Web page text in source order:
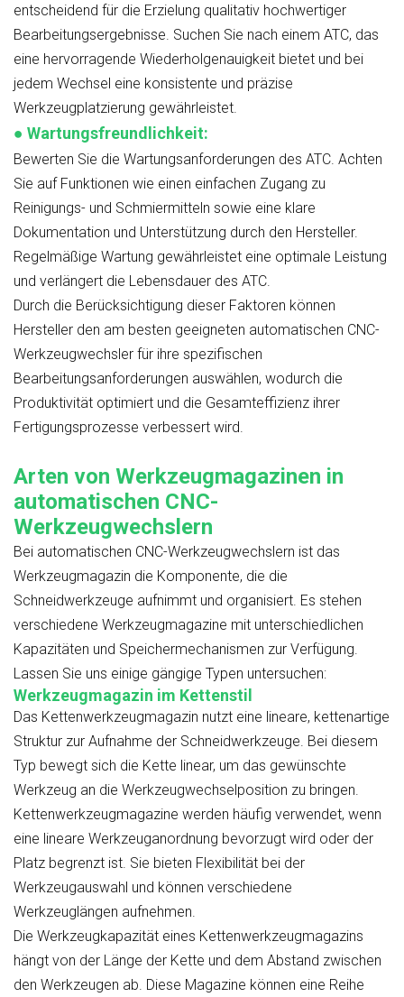
entscheidend für die Erzielung qualitativ hochwertiger
Bearbeitungsergebnisse. Suchen Sie nach einem ATC, das
eine hervorragende Wiederholgenauigkeit bietet und bei
jedem Wechsel eine konsistente und präzise
Werkzeugplatzierung gewährleistet.
● Wartungsfreundlichkeit:
Bewerten Sie die Wartungsanforderungen des ATC. Achten
Sie auf Funktionen wie einen einfachen Zugang zu
Reinigungs- und Schmiermitteln sowie eine klare
Dokumentation und Unterstützung durch den Hersteller.
Regelmäßige Wartung gewährleistet eine optimale Leistung
und verlängert die Lebensdauer des ATC.
Durch die Berücksichtigung dieser Faktoren können
Hersteller den am besten geeigneten automatischen CNC-
Werkzeugwechsler für ihre spezifischen
Bearbeitungsanforderungen auswählen, wodurch die
Produktivität optimiert und die Gesamteffizienz ihrer
Fertigungsprozesse verbessert wird.
Arten von Werkzeugmagazinen in
automatischen CNC-
Werkzeugwechslern
Bei automatischen CNC-Werkzeugwechslern ist das
Werkzeugmagazin die Komponente, die die
Schneidwerkzeuge aufnimmt und organisiert. Es stehen
verschiedene Werkzeugmagazine mit unterschiedlichen
Kapazitäten und Speichermechanismen zur Verfügung.
Lassen Sie uns einige gängige Typen untersuchen:
Werkzeugmagazin im Kettenstil
Das Kettenwerkzeugmagazin nutzt eine lineare, kettenartige
Struktur zur Aufnahme der Schneidwerkzeuge. Bei diesem
Typ bewegt sich die Kette linear, um das gewünschte
Werkzeug an die Werkzeugwechselposition zu bringen.
Kettenwerkzeugmagazine werden häufig verwendet, wenn
eine lineare Werkzeuganordnung bevorzugt wird oder der
Platz begrenzt ist. Sie bieten Flexibilität bei der
Werkzeugauswahl und können verschiedene
Werkzeuglängen aufnehmen.
Die Werkzeugkapazität eines Kettenwerkzeugmagazins
hängt von der Länge der Kette und dem Abstand zwischen
den Werkzeugen ab. Diese Magazine können eine Reihe